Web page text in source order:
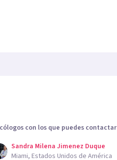
con los que puedes contactar
Sandra Milena Jimenez Duque
Miami, Estados Unidos de América